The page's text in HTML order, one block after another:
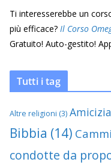
Ti interesserebbe un
più efficace? Il Corso
Gratuito! Auto-gestito!
Tutti i tag
Altre religioni (3) Amicizia
Bibbia (14)
condotte da